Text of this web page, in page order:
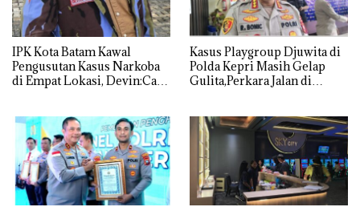
IPK Kota Batam Kawal
Pengusutan Kasus Narkoba
di Empat Lokasi, Devin:Cari
Kasus Playgroup Djuwita di
Polda Kepri Masih Gelap
Gulita,Perkara Jalan di